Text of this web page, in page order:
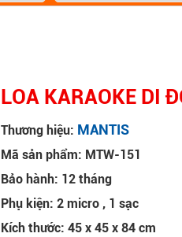
LOA KARAOKE DI
Thương hiệu: MANTIS
Mã sản phẩm: MTW-151
Bảo hành: 12 tháng
Phụ kiện: 2 micro , 1 sạc
Kích thước: 45 x 45 x 84 cm